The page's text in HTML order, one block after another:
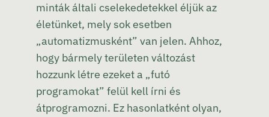
minták általi cselekedetekkel éljük az
életünket, mely sok esetben
„automatizmusként” van jelen. Ahhoz,
hogy bármely területen változást
hozzunk létre ezeket a „futó
programokat” felül kell írni és
átprogramozni. Ez hasonlatként olyan,